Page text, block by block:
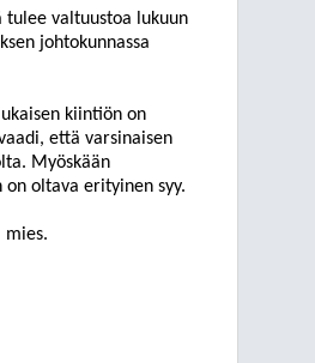
tulee valtuustoa lukuun
johtokunnassa
kiintiön on
että varsinaisen
Myöskään
on oltava erityinen syy.
mies.